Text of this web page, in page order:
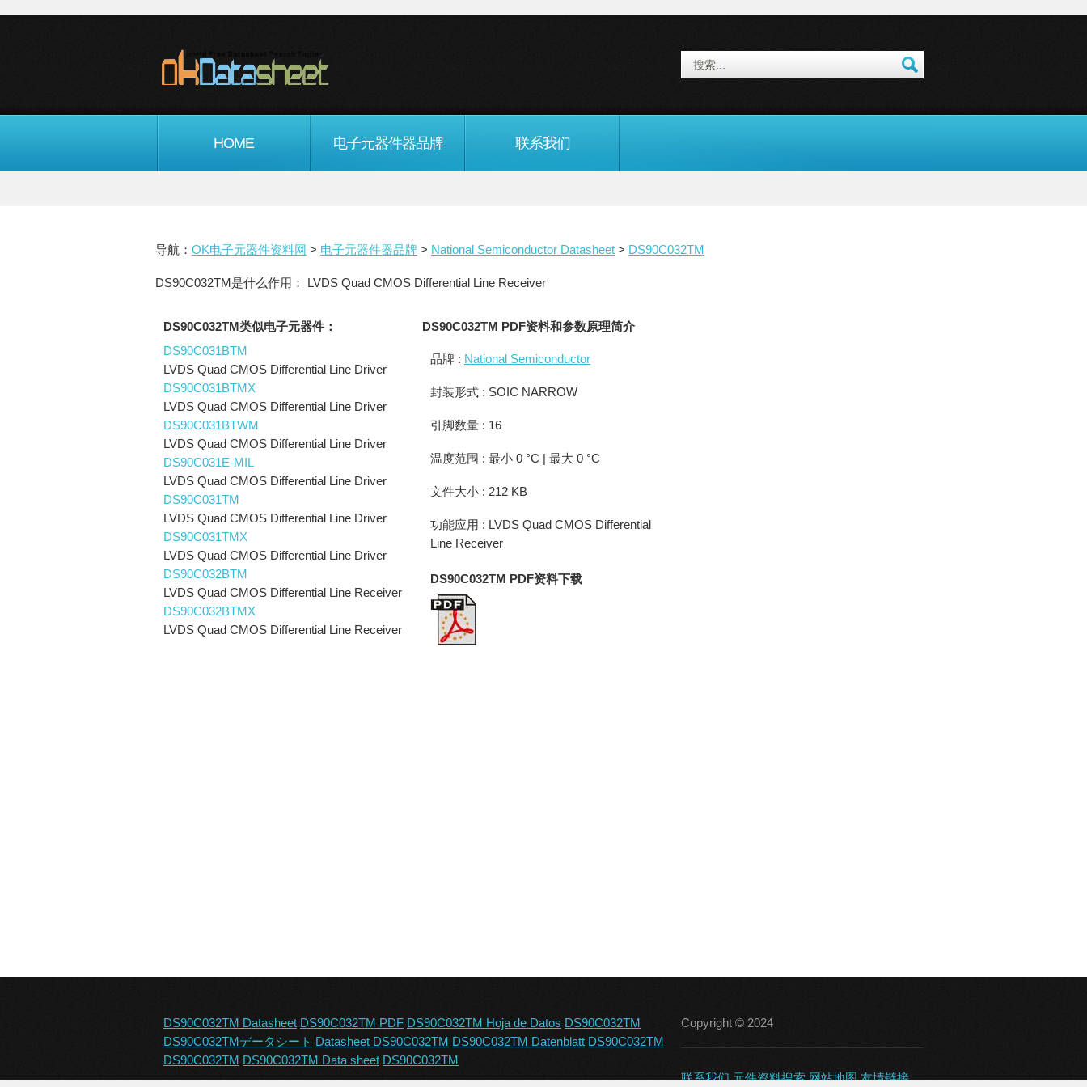
HOME 电子元器件器品牌 联系我们
导航： OK电子元器件资料网 > 电子元器件器品牌 > National Semiconductor Datasheet > DS90C032TM
DS90C032TM是什么作用： LVDS Quad CMOS Differential Line Receiver
DS90C032TM类似电子元器件：
DS90C031BTM
LVDS Quad CMOS Differential Line Driver
DS90C031BTMX
LVDS Quad CMOS Differential Line Driver
DS90C031BTWM
LVDS Quad CMOS Differential Line Driver
DS90C031E-MIL
LVDS Quad CMOS Differential Line Driver
DS90C031TM
LVDS Quad CMOS Differential Line Driver
DS90C031TMX
LVDS Quad CMOS Differential Line Driver
DS90C032BTM
LVDS Quad CMOS Differential Line Receiver
DS90C032BTMX
LVDS Quad CMOS Differential Line Receiver
DS90C032TM PDF资料和参数原理简介
品牌 : National Semiconductor
封装形式 : SOIC NARROW
引脚数量 : 16
温度范围 : 最小 0 °C | 最大 0 °C
文件大小 : 212 KB
功能应用 : LVDS Quad CMOS Differential
Line Receiver
DS90C032TM PDF资料下载
DS90C032TM Datasheet DS90C032TM PDF DS90C032TM Hoja de Datos DS90C032TM
DS90C032TMデータシート Datasheet DS90C032TM DS90C032TM Datenblatt DS90C032TM
DS90C032TM DS90C032TM Data sheet DS90C032TM
Copyright © 2024
联系我们 元件资料搜索 网站地图 友情链接